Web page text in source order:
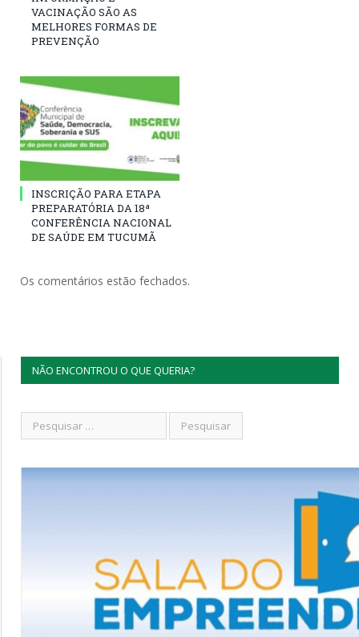
VACINAÇÃO SÃO AS
MELHORES FORMAS DE
PREVENÇÃO
INSCRIÇÃO PARA ETAPA
PREPARATÓRIA DA 18ª
CONFERÊNCIA NACIONAL
DE SAÚDE EM TUCUMÃ
Os comentários estão fechados.
NÃO ENCONTROU O QUE QUERIA?